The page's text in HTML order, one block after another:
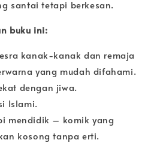
santai tetapi berkesan.
buku ini:
kanak-kanak dan remaja
yang mudah difahami.
dengan jiwa.
Islami.
mendidik – komik yang
kosong tanpa erti.